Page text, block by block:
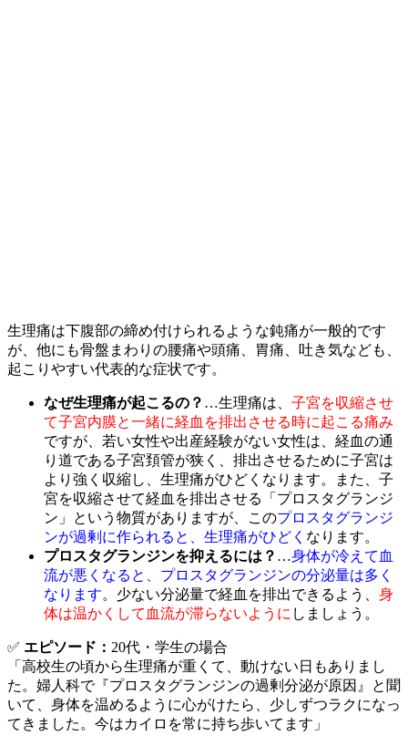
生理痛は下腹部の締め付けられるような鈍痛が一般的です
が、他にも骨盤まわりの腰痛や頭痛、胃痛、吐き気なども、
起こりやすい代表的な症状です。
なぜ生理痛が起こるの？ …生理痛は、 子宮を収縮させ
て子宮内膜と一緒に経血を排出させる時に起こる痛み
ですが、若い女性や出産経験がない女性は、経血の通
り道である子宮頚管が狭く、排出させるために子宮は
より強く収縮し、生理痛がひどくなります。また、子
宮を収縮させて経血を排出させる「プロスタグランジ
ン」という物質がありますが、このプロスタグランジ
ンが過剰に作られると、生理痛がひどく なります。
プロスタグランジンを抑えるには？ …身体が冷えて血
流が悪くなると、プロスタグランジンの分泌量は多く
なります。少ない分泌量で経血を排出できるよう、 身
体は温かくして血流が滞らないように しましょう。
✅ エピソード： 20代・学生の場合
「高校生の頃から生理痛が重くて、動けない日もありまし
た。婦人科で『プロスタグランジンの過剰分泌が原因』と聞
いて、身体を温めるように心がけたら、少しずつラクになっ
てきました。今はカイロを常に持ち歩いてます」